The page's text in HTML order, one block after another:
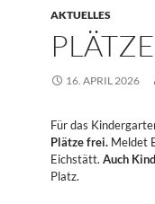
AKTUELLES
16. APRIL 2026
Für das
Plätze frei. Meldet
Eichstätt. Auch
Platz.